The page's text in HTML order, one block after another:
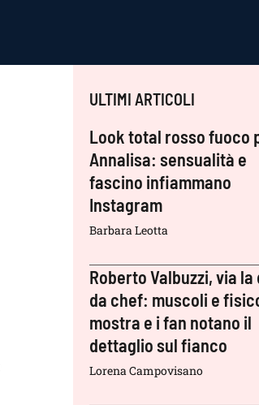
ULTIMI ARTICOLI
Look total rosso fuoco
Annalisa: sensualità e
fascino infiammano
Instagram
Barbara Leotta
Roberto Valbuzzi, via
da chef: muscoli e
mostra e i fan notano il
dettaglio sul fianco
Lorena Campovisano